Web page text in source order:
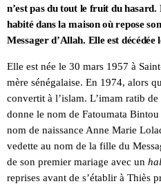
n’est pas du tout le fruit du hasard.
habité dans la maison où repose
Messager d’Allah. Elle est
Elle est née le 30 mars 1957 à
mère sénégalaise. En 1974, alors
convertit à l’islam. L’imam ratib
donne le nom de Fatoumata
nom de naissance Anne Marie
vedette au nom de la fille du
de son premier mariage avec un
reprises avant de s’établir à Thiès